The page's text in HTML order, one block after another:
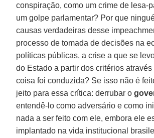
conspiração, como um crime de lesa-
um golpe parlamentar? Por que
causas verdadeiras desse
processo de tomada de decisões na
políticas públicas, a crise a que se
do Estado a partir dos critérios
coisa foi conduzida? Se isso não é
jeito para essa crítica: derrubar o
entendê-lo como adversário e como
nada a ser feito com ele, embora ele
implantado na vida institucional